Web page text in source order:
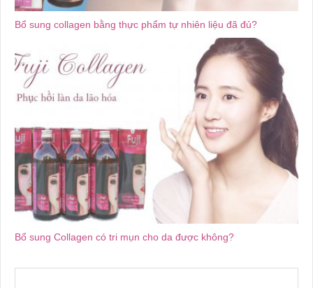
Bổ sung collagen bằng thực phẩm tự nhiên liệu đã đủ?
Bổ sung Collagen có tri mụn cho da được không?